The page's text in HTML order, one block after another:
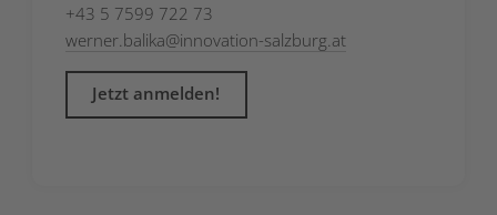
+43 5 7599 722 73
werner.balika@innovation-salzburg.at
Jetzt anmelden!